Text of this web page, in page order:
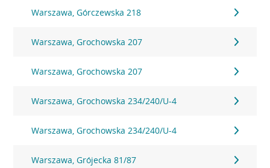
Warszawa, Górczewska 218
Warszawa, Grochowska 207
Warszawa, Grochowska 207
Warszawa, Grochowska 234/240/U-4
Warszawa, Grochowska 234/240/U-4
Warszawa, Grójecka 81/87